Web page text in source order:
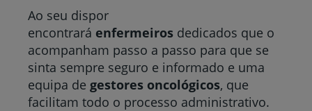
Ao seu dispor
encontrará enfermeiros dedicados que o
acompanham passo a passo para que se
sinta sempre seguro e informado e uma
equipa de gestores oncológicos, que
facilitam todo o processo administrativo.